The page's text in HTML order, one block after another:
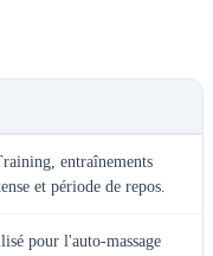
entraînements
et période de repos.
pour l'auto-massage